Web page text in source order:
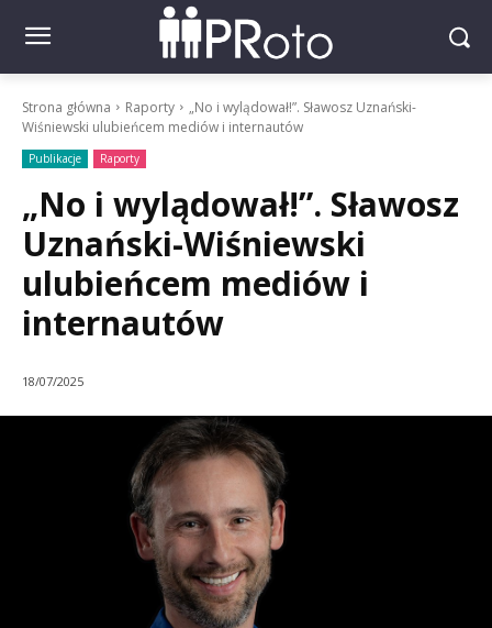
Strona główna Raporty
„No i wylądował!”. Sławosz Uznański-
Wiśniewski ulubieńcem mediów i internautów
Publikacje Raporty
„No i wylądował!”. Sławosz
Uznański-Wiśniewski
ulubieńcem mediów i
internautów
18/07/2025